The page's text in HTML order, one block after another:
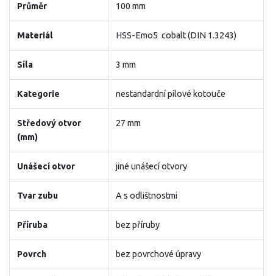
Průměr 100 mm
Materiál HSS-Emo5 cobalt (DIN 1.3243)
Síla 3 mm
Kategorie nestandardní pilové kotouče
Středový otvor
(mm)
27 mm
Unášecí otvor jiné unášecí otvory
Tvar zubu A s odlištnostmi
Příruba bez příruby
Povrch bez povrchové úpravy